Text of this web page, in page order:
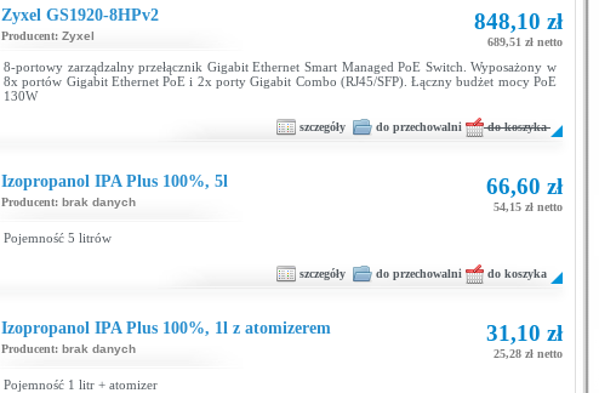
Zyxel GS1920-8HPv2
Producent: Zyxel
848,10 zł
689,51 zł netto
8-portowy zarządzalny przełącznik Gigabit Ethernet Smart Managed PoE Switch. Wyposażony w
8x portów Gigabit Ethernet PoE i 2x porty Gigabit Combo (RJ45/SFP). Łączny budżet mocy PoE
130W
szczegóły do przechowalni do koszyka
Izopropanol IPA Plus 100%, 5l
Producent: brak danych
66,60 zł
54,15 zł netto
Pojemność 5 litrów
szczegóły do przechowalni do koszyka
Izopropanol IPA Plus 100%, 1l z atomizerem
Producent: brak danych
31,10 zł
25,28 zł netto
Pojemność 1 litr + atomizer